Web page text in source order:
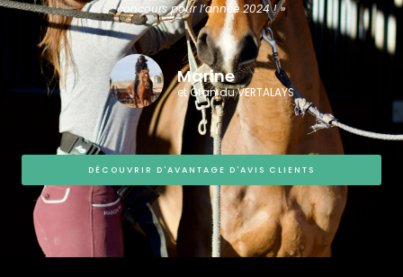
concours pour l’année 2024 ! »
Marine
et Gfan du VERTALAYS
DÉCOUVRIR D'AVANTAGE D'AVIS CLIENTS